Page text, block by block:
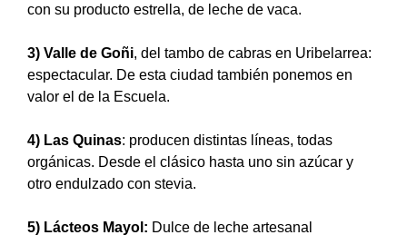
con su producto estrella, de leche de vaca.
3) Valle de Goñi, del tambo de cabras en Uribelarrea:
espectacular. De esta ciudad también ponemos en
valor el de la Escuela.
4) Las Quinas: producen distintas líneas, todas
orgánicas. Desde el clásico hasta uno sin azúcar y
otro endulzado con stevia.
5) Lácteos Mayol: Dulce de leche artesanal